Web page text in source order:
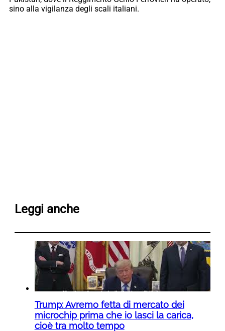
sino alla vigilanza degli scali italiani.
Leggi anche
Trump: Avremo fetta di mercato dei
microchip prima che io lasci la carica,
cioè tra molto tempo